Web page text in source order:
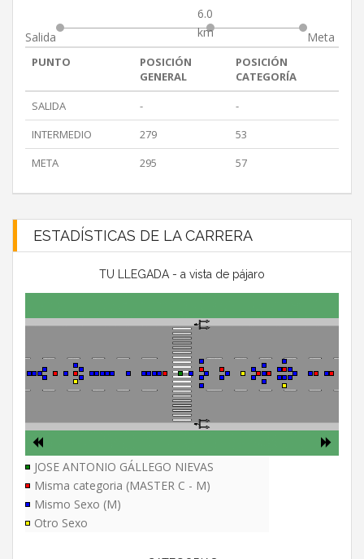
Salida
6.0
km
Meta
PUNTO
POSICIÓN
GENERAL
POSICIÓN
CATEGORÍA
SALIDA
-
-
INTERMEDIO
279
53
META
295 57
ESTADÍSTICAS DE LA CARRERA
TU LLEGADA - a vista de pájaro
JOSE ANTONIO GÁLLEGO NIEVAS
Misma categoria (MASTER C - M)
Mismo Sexo (M)
Otro Sexo